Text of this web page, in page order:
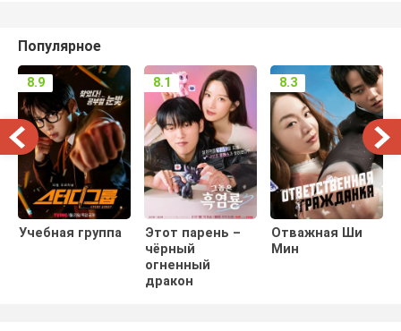
Популярное
Учебная группа
8.9
Этот парень –
чёрный
огненный
дракон
8.1
Отважная Ши
Мин
8.3